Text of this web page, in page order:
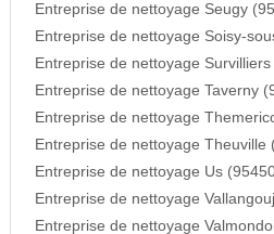
Entreprise de nettoyage Seugy
Entreprise de nettoyage Soisy-
Entreprise de nettoyage
Entreprise de nettoyage Taverny
Entreprise de nettoyage
Entreprise de nettoyage Theuville
Entreprise de nettoyage Us
Entreprise de nettoyage
Entreprise de nettoyage